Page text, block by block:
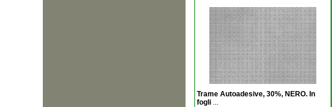
Trame Autoadesive, 30%, NERO. In
fogli ...